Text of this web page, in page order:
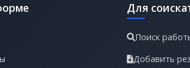
Для
Поиск
Добавить